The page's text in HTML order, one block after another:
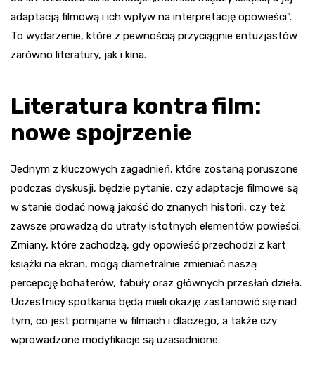
adaptacją filmową i ich wpływ na interpretację opowieści”.
To wydarzenie, które z pewnością przyciągnie entuzjastów
zarówno literatury, jak i kina.
Literatura kontra film:
nowe spojrzenie
Jednym z kluczowych zagadnień, które zostaną poruszone
podczas dyskusji, będzie pytanie, czy adaptacje filmowe są
w stanie dodać nową jakość do znanych historii, czy też
zawsze prowadzą do utraty istotnych elementów powieści.
Zmiany, które zachodzą, gdy opowieść przechodzi z kart
książki na ekran, mogą diametralnie zmieniać naszą
percepcję bohaterów, fabuły oraz głównych przesłań dzieła.
Uczestnicy spotkania będą mieli okazję zastanowić się nad
tym, co jest pomijane w filmach i dlaczego, a także czy
wprowadzone modyfikacje są uzasadnione.